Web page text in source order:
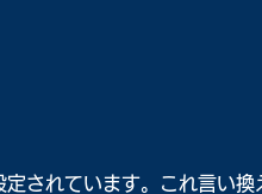
されています。これ言い換